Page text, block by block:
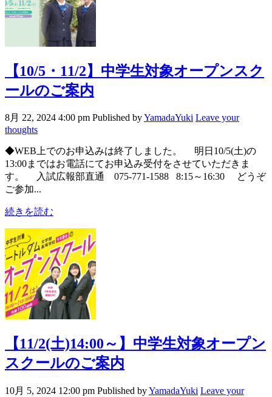
【10/5・11/2】中学生対象オープンスク
ールのご案内
8月 22, 2024 4:00 pm Published byYamadaYuki Leave your
thoughts
◆WEB上でのお申込みは終了しました。 明日10/5(土)の
13:00まではお電話にてお申込み受付をさせていただきま
す。 入試広報部直通 075-771-1588 8:15～16:30 どうぞ
ご参加...
続きを読む
【11/2(土)14:00～】中学生対象オープン
スクールのご案内
10月 5, 2024 12:00 pm Published byYamadaYuki Leave your